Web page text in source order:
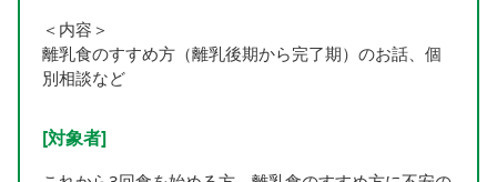
＜内容＞
離乳食のすすめ方（離乳後期から完了期）のお話、個
別相談など
[対象者]